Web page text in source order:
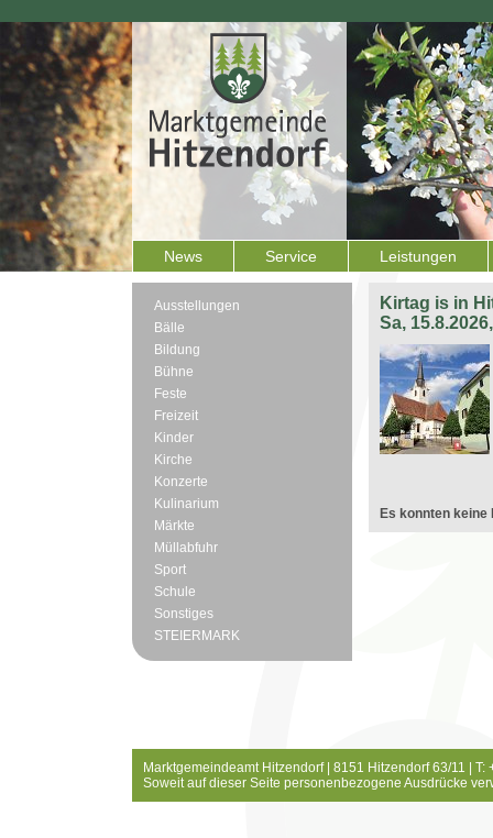
News Service Leistungen
Ausstellungen
Bälle
Bildung
Bühne
Feste
Freizeit
Kinder
Kirche
Konzerte
Kulinarium
Märkte
Müllabfuhr
Sport
Schule
Sonstiges
STEIERMARK
Kirtag is in
Sa,
Es konnten keine
Marktgemeindeamt Hitzendorf | 8151 Hitzendorf 63/11 |
Soweit auf dieser Seite personenbezogene Ausdrücke